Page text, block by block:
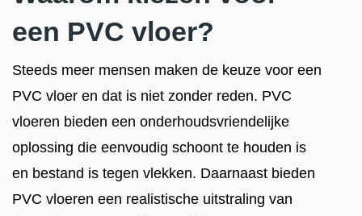
een PVC vloer?
Steeds meer mensen maken de keuze voor een
PVC vloer en dat is niet zonder reden. PVC
vloeren bieden een onderhoudsvriendelijke
oplossing die eenvoudig schoont te houden is
en bestand is tegen vlekken. Daarnaast bieden
PVC vloeren een realistische uitstraling van